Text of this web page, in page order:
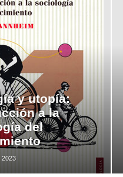
y utopía:
a la
del
2023